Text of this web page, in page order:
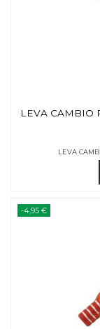
LEVA CAMBIO
LEVA
-4,95 €